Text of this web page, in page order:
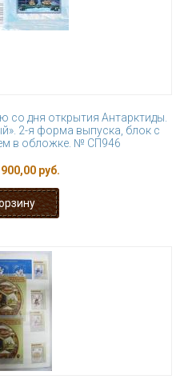
со дня открытия Антарктиды.
2-я форма выпуска, блок с
в обложке. № СП946
руб.